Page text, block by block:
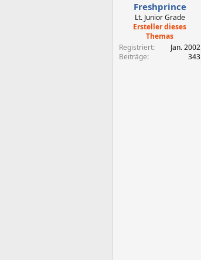
Freshprince
Lt. Junior Grade
Ersteller dieses
Themas
Registriert
Jan. 2002
Beiträge
343